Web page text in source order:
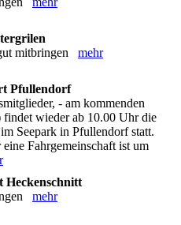
mitbringen mehr
Pfullendorf
- am kommenden
findet wieder ab 10.00 Uhr die
Seepark in Pfullendorf statt.
Fahrgemeinschaft ist um
Heckenschnitt
mehr